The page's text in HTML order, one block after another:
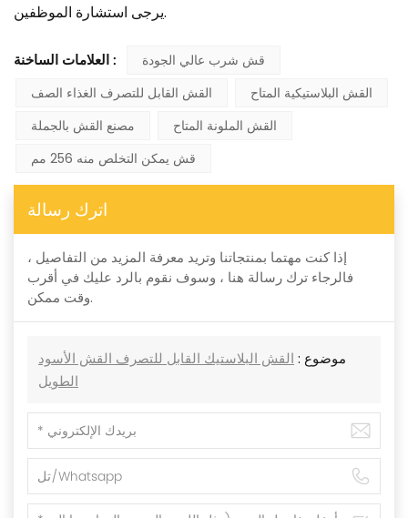
يرجى استشارة الموظفين.
العلامات الساخنة :
قش شرب عالي الجودة
القش القابل للتصرف الغذاء الصف
القش البلاستيكية المتاح
مصنع القش بالجملة
القش الملونة المتاح
قش يمكن التخلص منه 256 مم
اترك رسالة
إذا كنت مهتما بمنتجاتنا وتريد معرفة المزيد من التفاصيل ،
فالرجاء ترك رسالة هنا ، وسوف نقوم بالرد عليك في أقرب
وقت ممكن.
موضوع : القش البلاستيك القابل للتصرف القش الأسود
الطويل